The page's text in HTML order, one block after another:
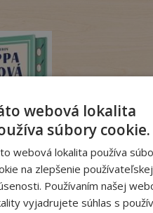
22,90€
18 €
Na sklade
pridať
webová lokalita
súbory cookie.
webová lokalita používa
na zlepšenie používateľskej
Používaním našej
vyjadrujete súhlas s